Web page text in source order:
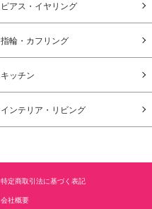
ピアス・イヤリング
指輪・カフリング
キッチン
インテリア・リビング
特定商取引法に基づく表記
会社概要